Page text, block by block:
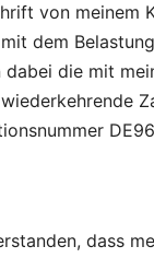
von meinem
dem
dabei die mit
dass